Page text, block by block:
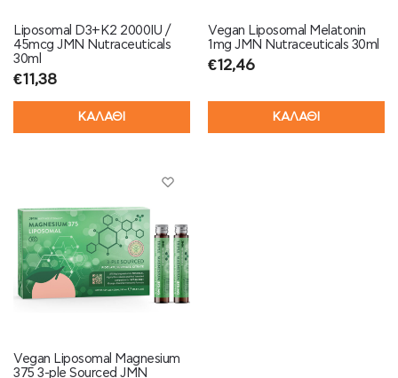
Liposomal D3+K2 2000IU /
45mcg JMN Nutraceuticals
30ml
€11,38
ΚΑΛΑΘΙ
Vegan Liposomal Melatonin
1mg JMN Nutraceuticals 30ml
€12,46
ΚΑΛΑΘΙ
Vegan Liposomal Magnesium
375 3-ple Sourced JMN